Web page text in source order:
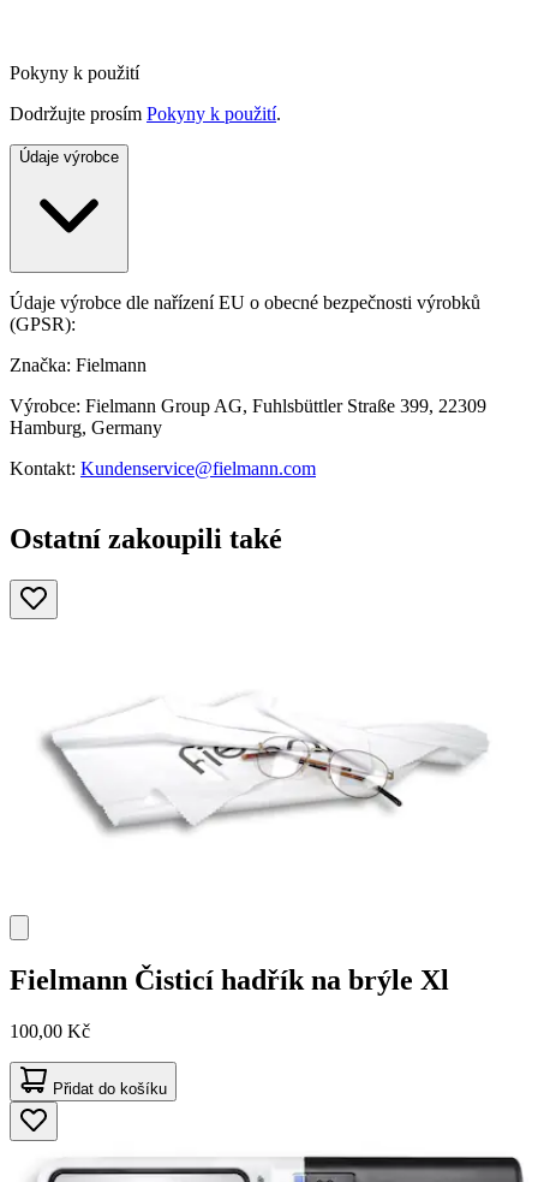
Pokyny k použití
Dodržujte prosím Pokyny k použití.
Údaje výrobce
Údaje výrobce dle nařízení EU o obecné bezpečnosti výrobků
(GPSR):
Značka: Fielmann
Výrobce: Fielmann Group AG, Fuhlsbüttler Straße 399, 22309
Hamburg, Germany
Kontakt: Kundenservice@fielmann.com
Ostatní zakoupili také
Fielmann Čisticí hadřík na brýle Xl
100,00 Kč
Přidat do košíku